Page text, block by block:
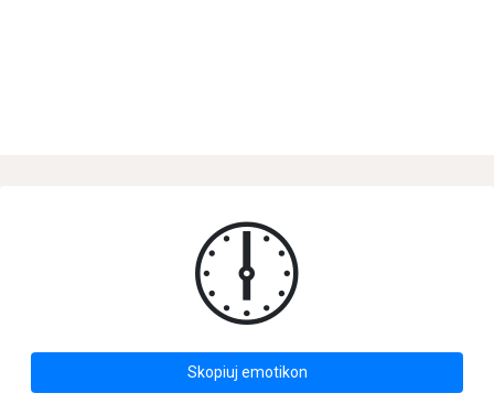
🕕
Skopiuj emotikon